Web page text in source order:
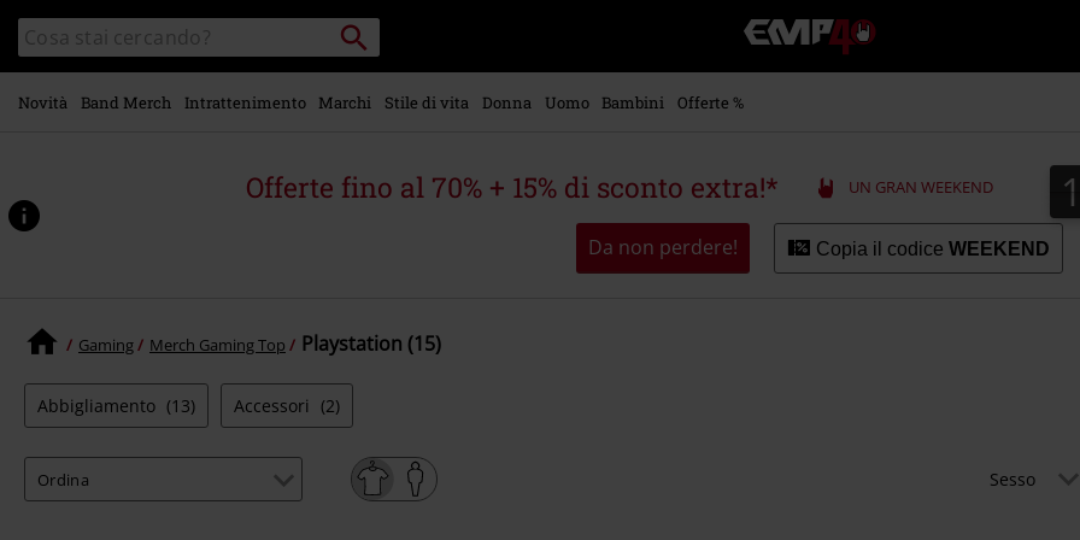
contenuto
principale
Cerca
nel
catalogo
Cerca
Punto
di
ritiro
EMP
-
Musica,
Videogame
-
Abbigliamento
Novità Band Merch Intrattenimento Marchi Stile di vita Donna Uomo Bambini Offerte %
Offerte fino al 70% + 15% di sconto extra!* UN GRAN WEEKEND 1
1
Da non perdere! Copia il codice WEEKEND
Gaming Merch Gaming Top Playstation (15)
Abbigliamento (13) Accessori (2)
Sesso